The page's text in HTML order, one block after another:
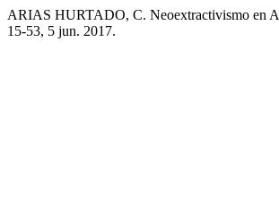
ARIAS HURTADO, C. Neoextractivismo en
15-53, 5 jun. 2017.